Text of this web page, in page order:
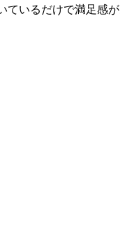
いるだけで満足感が